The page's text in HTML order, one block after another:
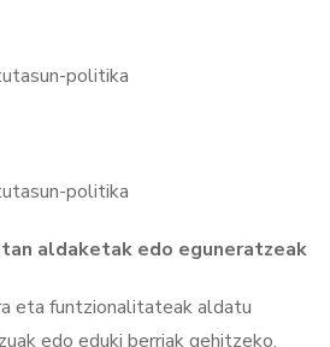
politika
politika
aldaketak edo eguneratzeak
eta funtzionalitateak aldatu
edo eduki berriak gehitzeko.